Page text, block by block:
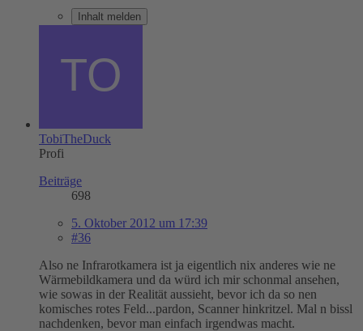
Inhalt melden
TobiTheDuck
Profi
Beiträge
698
5. Oktober 2012 um 17:39
#36
Also ne Infrarotkamera ist ja eigentlich nix anderes wie ne
Wärmebildkamera und da würd ich mir schonmal ansehen,
wie sowas in der Realität aussieht, bevor ich da so nen
komisches rotes Feld...pardon, Scanner hinkritzel. Mal n bissl
nachdenken, bevor man einfach irgendwas macht.